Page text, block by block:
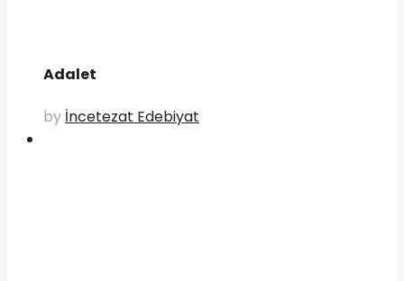
Adalet
by İncetezat Edebiyat